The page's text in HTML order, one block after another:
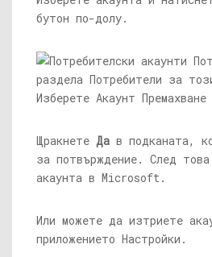
бутон по-долу.
Щракнете Да в подканата,
за потвърждение. След
акаунта в Microsoft.
Или можете да изтриете
приложението Настройки.